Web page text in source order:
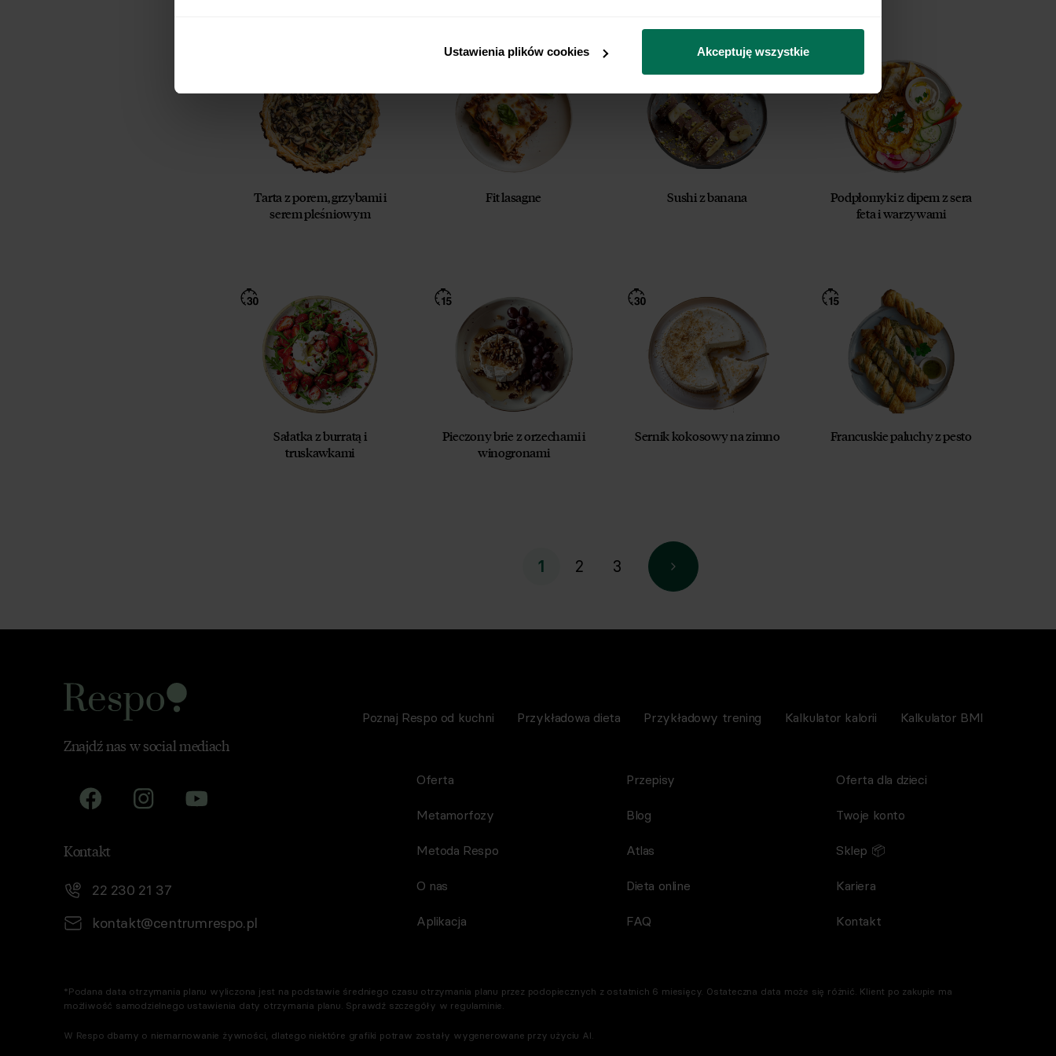
Ustawienia plików cookies Akceptuję wszystkie
Tarta z porem, grzybami i
serem pleśniowym
Fit lasagne Sushi z banana
Podpłomyki z dipem z sera
feta i warzywami
Sałatka z burratą i
truskawkami
Pieczony brie z orzechami i
winogronami
Sernik kokosowy na zimno Francuskie paluchy z pesto
1 2 3
Poznaj Respo od kuchni Przykładowa dieta Przykładowy trening Kalkulator kalorii Kalkulator BMI
Znajdź nas w social mediach
Kontakt
22 230 21 37
kontakt@centrumrespo.pl
Oferta
Metamorfozy
Metoda Respo
O nas
Aplikacja
Przepisy
Blog
Atlas
Dieta online
FAQ
Oferta dla dzieci
Twoje konto
Sklep 📦
Kariera
Kontakt
*Podana data otrzymania planu wyliczona jest na podstawie średniego czasu otrzymania planu przez podopiecznych z ostatnich 6 miesięcy. Ostateczna data może się różnić. Klient po zakupie ma
możliwość samodzielnego ustawienia daty otrzymania planu. Sprawdź szczegóły w regulaminie.
W Respo dbamy o niemarnowanie żywności, dlatego niektóre grafiki potraw zostały wygenerowane przy użyciu AI.